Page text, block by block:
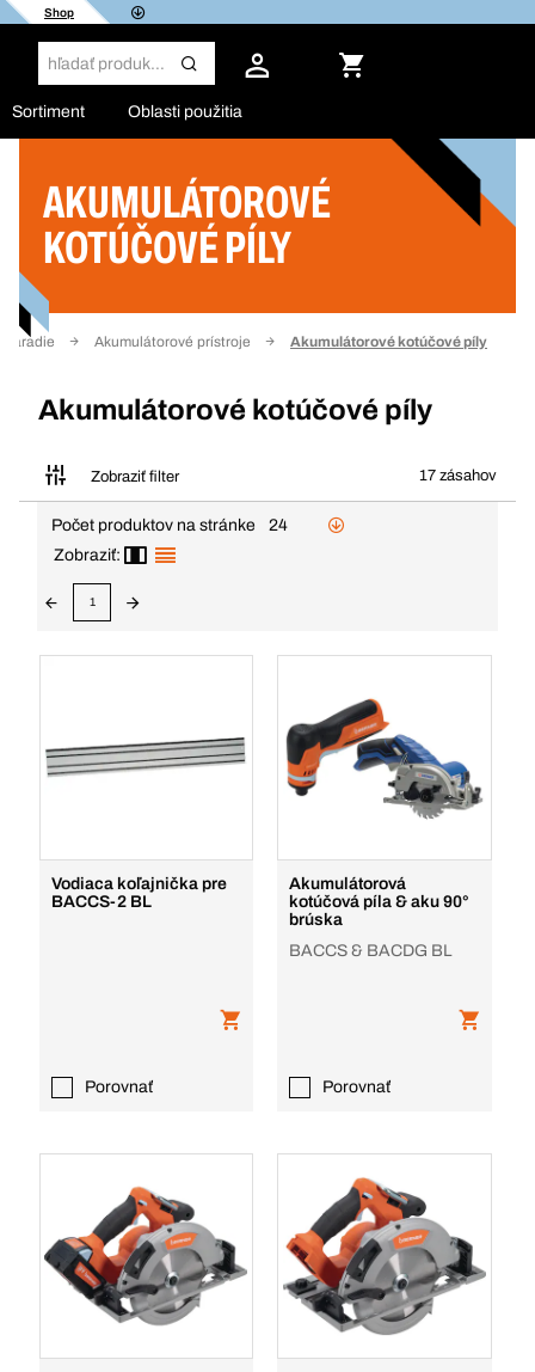
Shop
Sortiment Oblasti použitia
AKUMULÁTOROVÉ
KOTÚČOVÉ PÍLY
Akumulátorové prístroje Akumulátorové kotúčové píly
Akumulátorové kotúčové píly
Zobraziť filter 17 zásahov
Filter
Počet produktov na stránke
24
Zobraziť:
1
Vodiaca koľajnička pre
BACCS-2 BL
Porovnať
Akumulátorová
kotúčová píla & aku 90°
brúska
BACCS & BACDG BL
Porovnať